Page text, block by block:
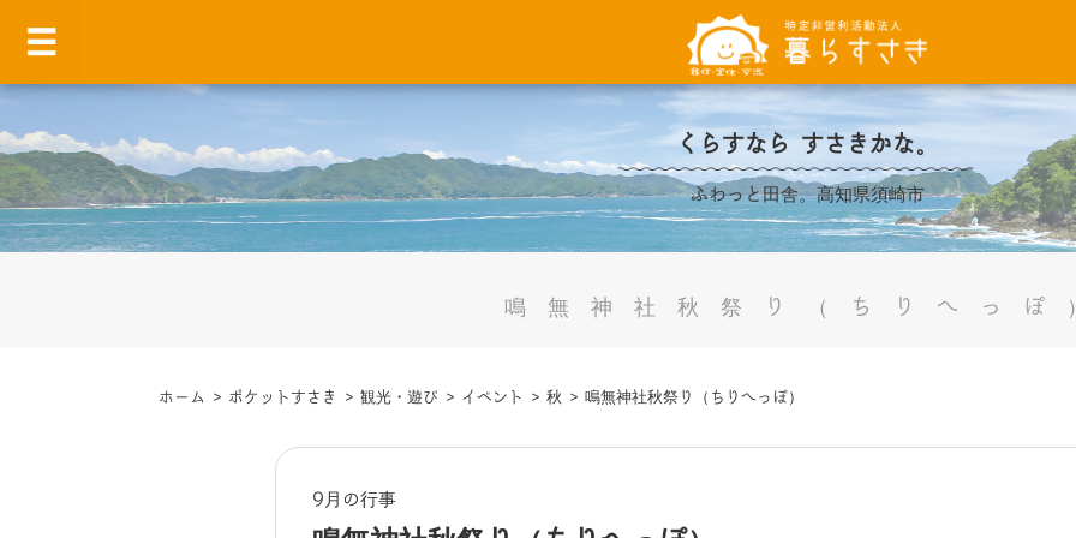
くらすなら すさきかな。
ふわっと田舎。高知県須崎市
鳴無神社秋祭り（ちりへっぽ
ホーム > ポケットすさき > 観光・遊び > イベント > 秋 > 鳴無神社秋祭り（ちりへっぽ）
9月の行事